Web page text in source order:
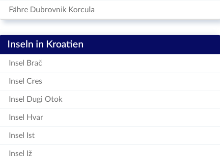
Fähre Dubrovnik Korcula
Inseln in Kroatien
Insel Brač
Insel Cres
Insel Dugi Otok
Insel Hvar
Insel Ist
Insel Iž